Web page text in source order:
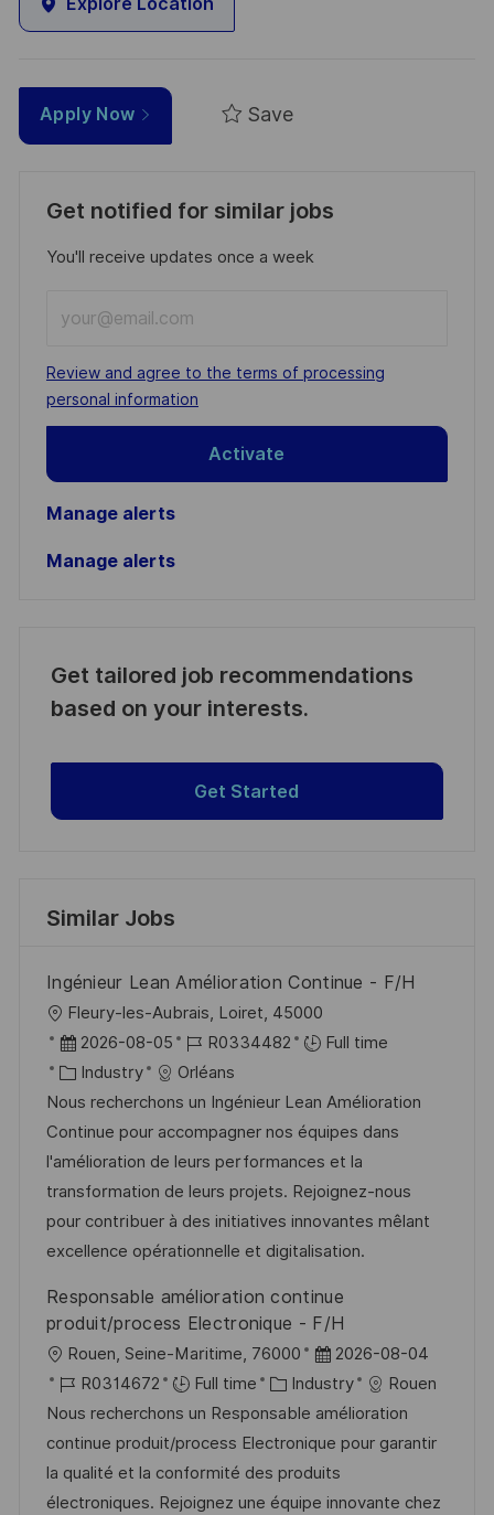
Apply Now Save
Get notified for similar jobs
You'll receive updates once a week
Email
address
(Required)
Required
Review and agree to the terms of processing
personal information
Activate
Manage alerts
Manage alerts
Get tailored job recommendations
based on your interests.
Get Started
Similar Jobs
Ingénieur Lean Amélioration Continue - F/H
L
o
c
a
t
i
o
n
Fleury-les-Aubrais, Loiret, 45000
P
o
s
t
e
d
D
a
e
2026-08-05
J
o
b
I
d
R0334482
Full time
C
a
t
e
g
o
r
Industry
Orléans
Nous recherchons un Ingénieur Lean Amélioration
Continue pour accompagner nos équipes dans
l'amélioration de leurs performances et la
transformation de leurs projets. Rejoignez-nous
pour contribuer à des initiatives innovantes mêlant
excellence opérationnelle et digitalisation.
Responsable amélioration continue
produit/process Electronique - F/H
L
o
c
a
t
i
Rouen, Seine-Maritime, 76000
P
o
s
t
e
d
2026-08-04
J
o
b
d
R0314672 Full time
C
a
t
e
g
Industry
Rouen
Nous recherchons un Responsable amélioration
continue produit/process Electronique pour garantir
la qualité et la conformité des produits
électroniques. Rejoignez une équipe innovante chez